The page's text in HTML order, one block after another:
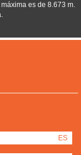
ES
es de 8.673 m.